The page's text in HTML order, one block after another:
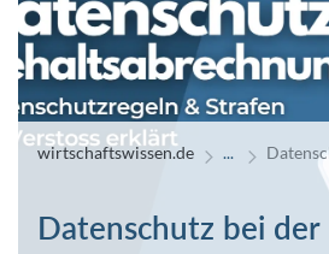
wirtschaftswissen.de
Datenschutz bei der